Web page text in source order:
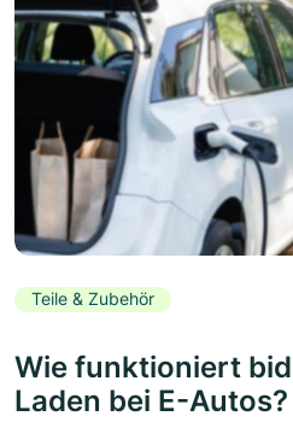
Teile & Zubehör
Wie funktioniert
Laden bei E-Autos?